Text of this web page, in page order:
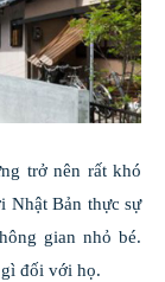
trở nên rất khó
Nhật Bản thực sự
gian nhỏ bé.
gì đối với họ.